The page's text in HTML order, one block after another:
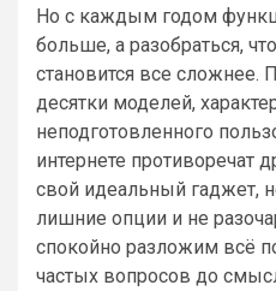
Но с каждым годом
больше, а разобраться,
становится все
десятки моделей,
неподготовленного
интернете противоречат
свой идеальный гаджет,
лишние опции и не
спокойно разложим всё
частых вопросов до